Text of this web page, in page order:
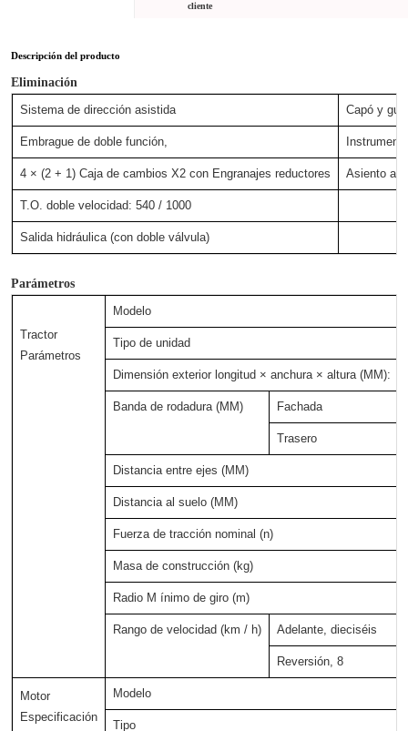
cliente
Descripción del producto
Eliminación
Sistema de dirección asistida Capó y
Embrague de doble función,
4 × (2 + 1) Caja de cambios X2 con Engranajes reductores Asiento
T.O. doble velocidad: 540 / 1000
Salida hidráulica (con doble válvula)
Parámetros
Tractor
Parámetros
Modelo
Tipo de unidad
Dimensión exterior longitud × anchura × altura (MM):
Banda de rodadura (MM) Fachada
Trasero
Distancia entre ejes (MM)
Distancia al suelo (MM)
Fuerza de tracción nominal (n)
Masa de construcción (kg)
Radio M ínimo de giro (m)
Rango de velocidad (km / h) Adelante, dieciséis
Reversión, 8
Motor
Especificación
Modelo
Tipo